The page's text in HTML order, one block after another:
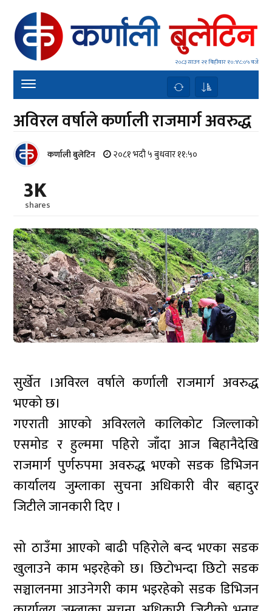
२०८३ साउन २१ बिहीवार१०:४८:०५ बजे
अविरल वर्षाले कर्णाली राजमार्ग अवरुद्ध
कर्णाली बुलेटिन २०८१ भदौ ५ बुधवार ११:५०
3K
shares
सुर्खेत ।अविरल वर्षाले कर्णाली राजमार्ग अवरुद्ध
भएको छ।
गएराती आएको अविरलले कालिकोट जिल्लाको
एसमोड र हुल्ममा पहिरो जाँदा आज बिहानैदेखि
राजमार्ग पुर्णरुपमा अवरुद्ध भएको सडक डिभिजन
कार्यालय जुम्लाका सुचना अधिकारी वीर बहादुर
जिटीले जानकारी दिए ।
सो ठाउँमा आएको बाढी पहिरोले बन्द भएका सडक
खुलाउने काम भइरहेको छ। छिटोभन्दा छिटो सडक
सञ्चालनमा आउनेगरी काम भइरहेको सडक डिभिजन